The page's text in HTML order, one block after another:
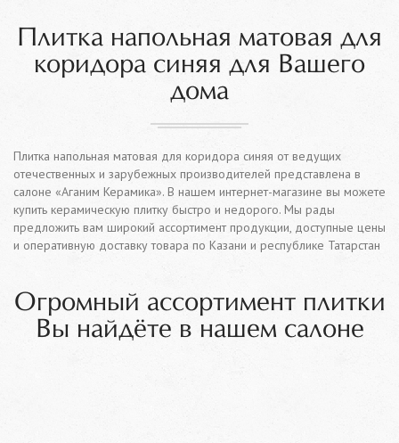
Плитка напольная матовая для
коридора синяя для Вашего
дома
Плитка напольная матовая для коридора синяя от ведущих
отечественных и зарубежных производителей представлена в
салоне «Аганим Керамика». В нашем интернет-магазине вы можете
купить керамическую плитку быстро и недорого. Мы рады
предложить вам широкий ассортимент продукции, доступные цены
и оперативную доставку товара по Казани и республике Татарстан
Огромный ассортимент плитки
Вы найдёте в нашем салоне